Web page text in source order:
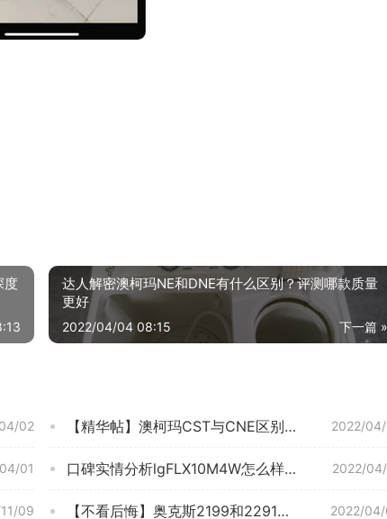
度
达人解密澳柯玛NE和DNE有什么区别？评测哪款质量
更好
下一篇 »
2022/04/04 08:15
02 2022/
【精华帖】澳柯玛CST与CNE区别比较 哪款好？只选对的不选贵的
01 2022/
口碑实情分析lgFLX10M4W怎么样？评测值得入手吗
09 2022/
【不看后悔】奥克斯2199和2291区别哪个好？评测解读该怎么选